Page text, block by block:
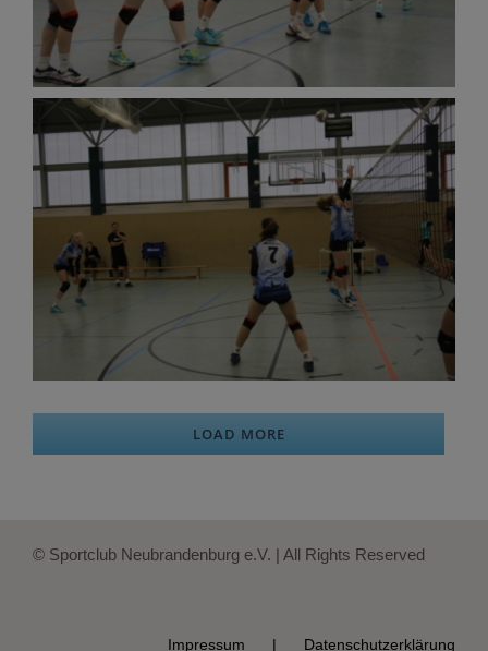
LOAD MORE
© Sportclub Neubrandenburg e.V. | All Rights Reserved
Impressum Datenschutzerklärung